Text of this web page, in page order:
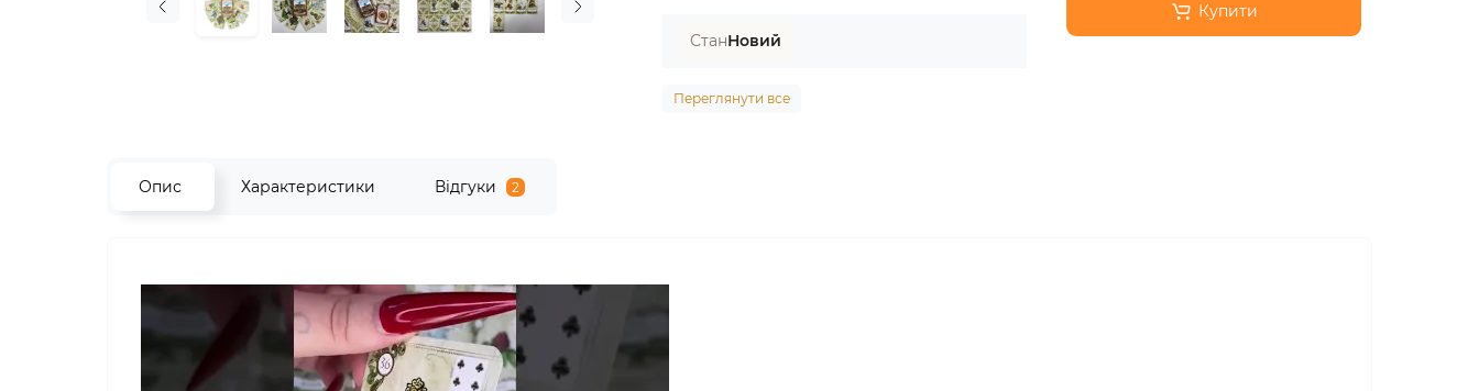
СтанНовий
Переглянути все
Купити
Опис Характеристики Відгуки 2